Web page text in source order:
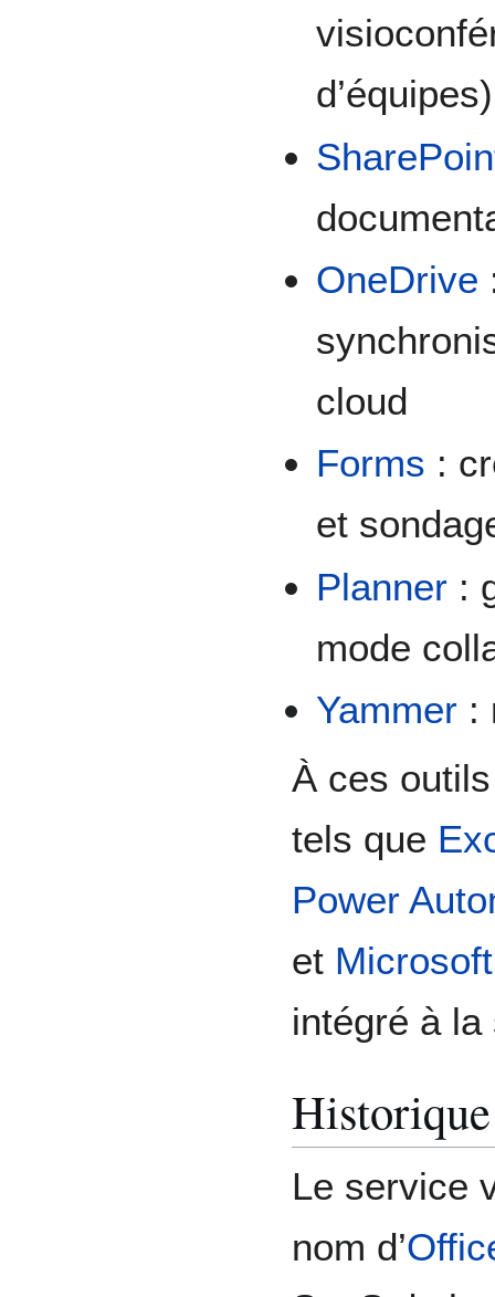
d’équipes)
OneDrive
cloud
Forms :
et
Planner :
mode
Yammer :
À ces
tels que
Power
et
intégré à la
Le service
nom d’